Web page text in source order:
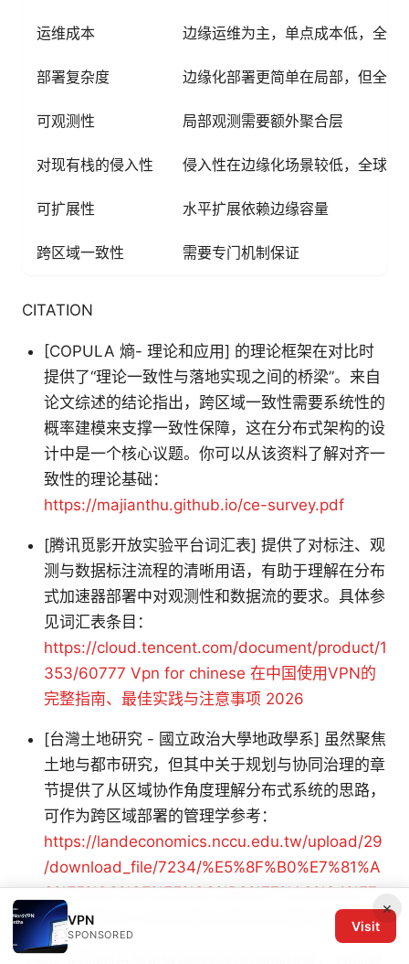
运维成本 边缘运维为主，单点成本低，全球
部署复杂度 边缘化部署更简单在局部，但全球
可观测性 局部观测需要额外聚合层
对现有栈的侵入性 侵入性在边缘化场景较低，全球化
可扩展性 水平扩展依赖边缘容量
跨区域一致性 需要专门机制保证
CITATION
[COPULA 熵- 理论和应用] 的理论框架在对比时
提供了“理论一致性与落地实现之间的桥梁”。来自
论文综述的结论指出，跨区域一致性需要系统性的
概率建模来支撑一致性保障，这在分布式架构的设
计中是一个核心议题。你可以从该资料了解对齐一
致性的理论基础：
https://majianthu.github.io/ce-survey.pdf
[腾讯觅影开放实验平台词汇表] 提供了对标注、观
测与数据标注流程的清晰用语，有助于理解在分布
式加速器部署中对观测性和数据流的要求。具体参
见词汇表条目：
https://cloud.tencent.com/document/product/1
353/60777 Vpn for chinese 在中国使用VPN的
完整指南、最佳实践与注意事项 2026
[台灣土地研究 - 國立政治大學地政學系] 虽然聚焦
土地与都市研究，但其中关于规划与协同治理的章
节提供了从区域协作角度理解分布式系统的思路，
可作为跨区域部署的管理学参考：
https://landeconomics.nccu.edu.tw/upload/29
/download_file/7234/%E5%8F%B0%E7%81%A
3%E5%9C%9F%E5%9C%B0%E7%A0%94%E7
%A9%B626-2%E5%85%A8%E6%9B%B8.pdf
小结。若你的目标是极端低延迟的局部场景，Vp加速
×
VPN
SPONSORED
Visit